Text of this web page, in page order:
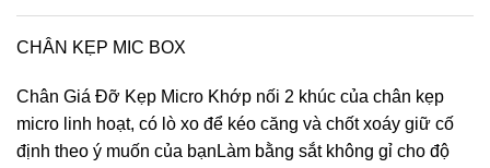
CHÂN KẸP MIC BOX
Chân Giá Đỡ Kẹp Micro Khớp nối 2 khúc của chân kẹp
micro linh hoạt, có lò xo để kéo căng và chốt xoáy giữ cố
định theo ý muốn của bạnLàm bằng sắt không gỉ cho độ